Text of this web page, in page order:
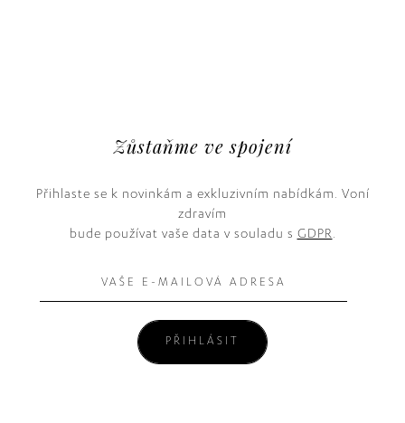
Zůstaňme ve spojení
Přihlaste se k novinkám a exkluzivním nabídkám. Voní
zdravím
bude používat vaše data v souladu s GDPR.
PŘIHLÁSIT